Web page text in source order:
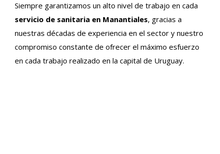
Siempre garantizamos un alto nivel de trabajo en cada
servicio de sanitaria en Manantiales, gracias a
nuestras décadas de experiencia en el sector y nuestro
compromiso constante de ofrecer el máximo esfuerzo
en cada trabajo realizado en la capital de Uruguay.